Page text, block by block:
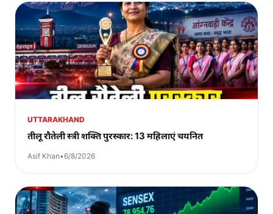
UTTARAKHAND
तीलू रौतेली स्त्री शक्ति पुरस्कार: 13 महिलाएं चयनित
Asif Khan•6/8/2026